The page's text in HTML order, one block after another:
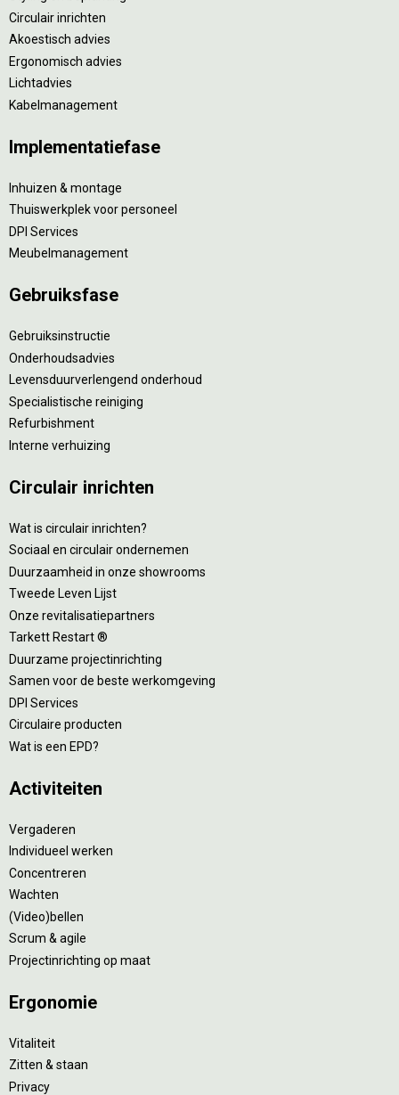
Circulair inrichten
Akoestisch advies
Ergonomisch advies
Lichtadvies
Kabelmanagement
Implementatiefase
Inhuizen & montage
Thuiswerkplek voor personeel
DPI Services
Meubelmanagement
Gebruiksfase
Gebruiksinstructie
Onderhoudsadvies
Levensduurverlengend onderhoud
Specialistische reiniging
Refurbishment
Interne verhuizing
Circulair inrichten
Wat is circulair inrichten?
Sociaal en circulair ondernemen
Duurzaamheid in onze showrooms
Tweede Leven Lijst
Onze revitalisatiepartners
Tarkett Restart ®
Duurzame projectinrichting
Samen voor de beste werkomgeving
DPI Services
Circulaire producten
Wat is een EPD?
Activiteiten
Vergaderen
Individueel werken
Concentreren
Wachten
(Video)bellen
Scrum & agile
Projectinrichting op maat
Ergonomie
Vitaliteit
Zitten & staan
Privacy